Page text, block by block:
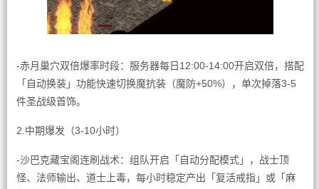
-赤月巢穴双倍爆率时段：服务器每日12:00-14:00开启双倍，搭配
「自动换装」功能快速切换魔抗装（魔防+50%），单次掉落3-5
件圣战级首饰。
2.中期爆发（3-10小时）
-沙巴克藏宝阁连刷战术：组队开启「自动分配模式」，战士顶
怪、法师输出、道士上毒，每小时稳定产出「复活戒指」或「麻